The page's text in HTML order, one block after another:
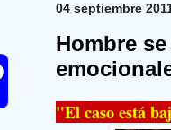
04 septiembre
Hombre
"El caso está